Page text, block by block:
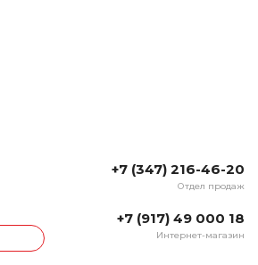
+7 (347) 216-46-20
Отдел продаж
+7 (917) 49 000 18
Интернет-магазин